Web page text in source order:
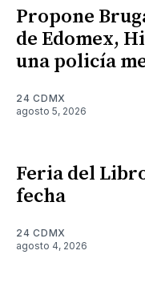
Propone
de Edomex,
una policía
24 CDMX
agosto 5, 2026
Feria del
fecha
24 CDMX
agosto 4, 2026